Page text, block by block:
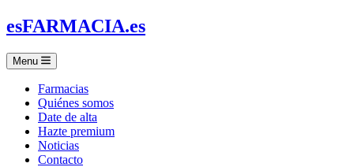
esFARMACIA.es
Menu
Farmacias
Quiénes somos
Date de alta
Hazte premium
Noticias
Contacto